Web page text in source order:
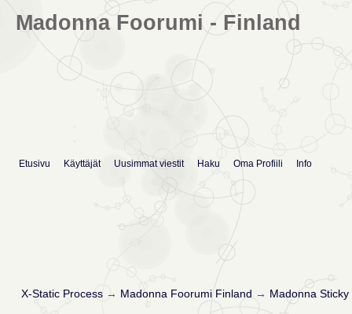
Madonna Foorumi - Finland
Etusivu Käyttäjät Uusimmat viestit Haku Oma Profiili Info
X-Static Process→ Madonna Foorumi Finland → Madonna